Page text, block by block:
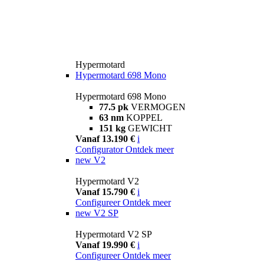
Hypermotard
Hypermotard 698 Mono
Hypermotard 698 Mono
77.5 pk VERMOGEN
63 nm KOPPEL
151 kg GEWICHT
Vanaf 13.190 € i
Configurator Ontdek meer
new V2
Hypermotard V2
Vanaf 15.790 € i
Configureer Ontdek meer
new V2 SP
Hypermotard V2 SP
Vanaf 19.990 € i
Configureer Ontdek meer